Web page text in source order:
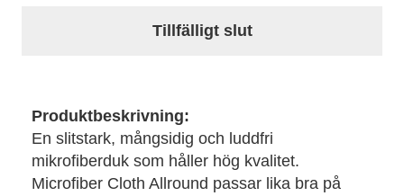
Tillfälligt slut
Produktbeskrivning:
En slitstark, mångsidig och luddfri
mikrofiberduk som håller hög kvalitet.
Microfiber Cloth Allround passar lika bra på